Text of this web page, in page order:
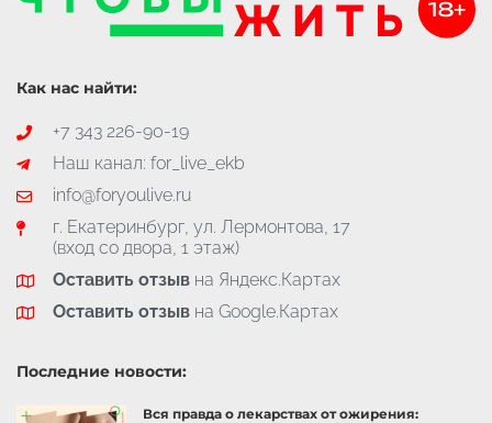
Как нас найти:
+7 343 226-90-19
Наш канал: for_live_ekb
info@foryoulive.ru
г. Екатеринбург, ул. Лермонтова, 17
(вход со двора, 1 этаж)
Оставить отзывна Яндекс.Картах
Оставить отзывна Google.Картах
Последние новости:
Вся правда о лекарствах от ожирения: